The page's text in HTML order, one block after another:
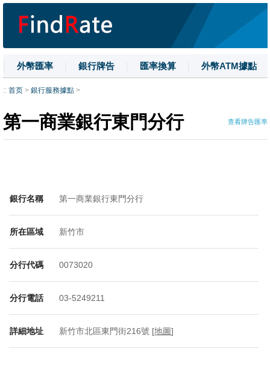
外幣匯率 銀行牌告 匯率換算 外幣ATM據點
| 名詞解釋 | 換匯技巧
:: 首页 > 銀行服務據點 >
第一商業銀行東門分行 查看牌告匯率
銀行名稱 第一商業銀行東門分行
所在區域 新竹市
分行代碼 0073020
分行電話 03-5249211
詳細地址 新竹市北區東門街216號 [地圖]